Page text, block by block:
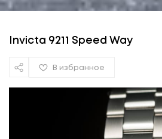
Invicta 9211 Speed Way
В избранное